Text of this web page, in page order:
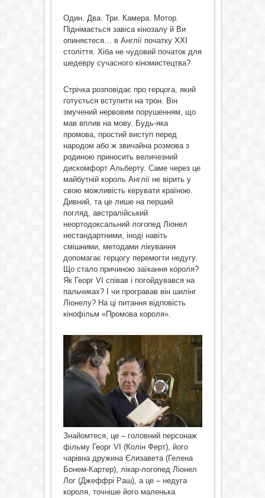
Один. Два. Три. Камера. Мотор.
Піднімається завіса кінозалу й Ви
опиняєтеся… в Англії початку ХХІ
століття. Хіба не чудовий початок для
шедевру сучасного кіномистецтва?
Стрічка розповідає про герцога, який
готується вступити на трон. Він
змучений нервовим порушенням, що
мав вплив на мову. Будь-яка
промова, простий виступ перед
народом або ж звичайна розмова з
родиною приносить величезний
дискомфорт Альберту. Саме через це
майбутній король Англії не вірить у
свою можливість керувати країною.
Дивний, та це лише на перший
погляд, австралійський
неортодоксальний логопед Ліонел
нестандартними, іноді навіть
смішними, методами лікування
допомагає герцогу перемогти недугу.
Що стало причиною заїкання короля?
Як Георг VІ співав і погойдувався на
пальчиках? І чи програвав він шилінг
Ліонелу? На ці питання відповість
кінофільм «Промова короля».
Знайомтеся, це – головний персонаж
фільму Георг VІ (Колін Ферт), його
чарівна дружина Єлизавета (Гелена
Бонем-Картер), лікар-логопед Ліонел
Лог (Джеффрі Раш), а це – недуга
короля, точніше його маленька